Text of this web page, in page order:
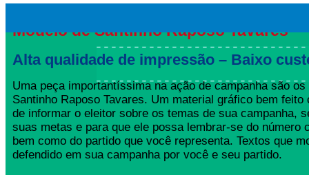
Modelo de Santinho Raposo Tavares
Alta qualidade de impressão – Baixo
Uma peça importantíssima na ação de campanha são os
Santinho Raposo Tavares. Um material gráfico bem feito
de informar o eleitor sobre os temas de sua campanha,
suas metas e para que ele possa lembrar-se do número
bem como do partido que você representa. Textos que
defendido em sua campanha por você e seu partido.